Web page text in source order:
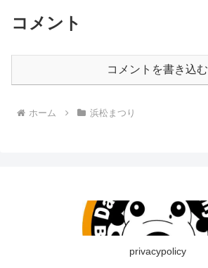
コメント
コメントを書き込む
ホーム 浜松まつり
privacypolicy